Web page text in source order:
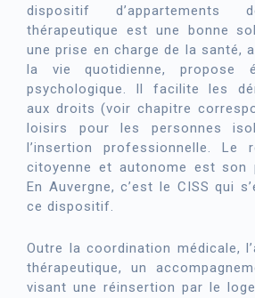
dispositif d’appartements
thérapeutique est une bonne
une prise en charge de la santé,
la vie quotidienne, propose
psychologique. Il facilite les
aux droits (voir chapitre
loisirs pour les personnes
l’insertion professionnelle. Le
citoyenne et autonome est son
En Auvergne, c’est le CISS qui
ce dispositif.
Outre la coordination médicale,
thérapeutique, un
visant une réinsertion par le